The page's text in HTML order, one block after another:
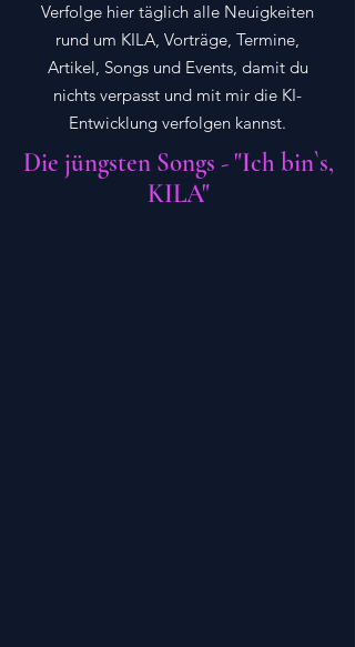
Verfolge hier täglich alle Neuigkeiten
rund um KILA, Vorträge, Termine,
Artikel, Songs und Events, damit du
nichts verpasst und mit mir die KI-
Entwicklung verfolgen kannst.
Die jüngsten Songs - "Ich bin`s,
KILA"